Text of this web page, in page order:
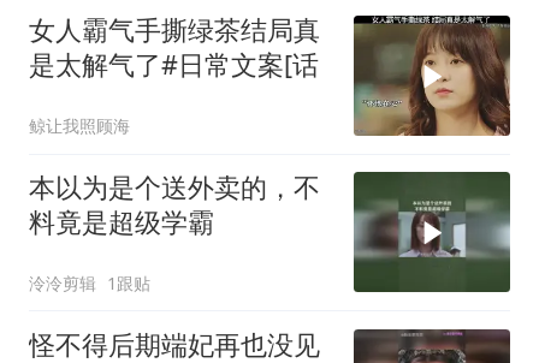
女人霸气手撕绿茶结局真
是太解气了#日常文案[话
鲸让我照顾海
本以为是个送外卖的，不
料竟是超级学霸
泠泠剪辑 1跟贴
怪不得后期端妃再也没见